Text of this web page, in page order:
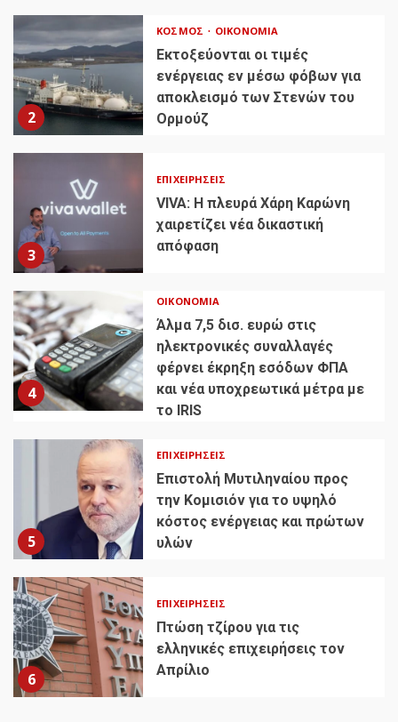
2
ΚΌΣΜΟΣ ΟΙΚΟΝΟΜΊΑ
Εκτοξεύονται οι τιμές
ενέργειας εν μέσω φόβων για
αποκλεισμό των Στενών του
Ορμούζ
3
ΕΠΙΧΕΙΡΉΣΕΙΣ
VIVA: Η πλευρά Χάρη Καρώνη
χαιρετίζει νέα δικαστική
απόφαση
4
ΟΙΚΟΝΟΜΊΑ
Άλμα 7,5 δισ. ευρώ στις
ηλεκτρονικές συναλλαγές
φέρνει έκρηξη εσόδων ΦΠΑ
και νέα υποχρεωτικά μέτρα με
το IRIS
5
ΕΠΙΧΕΙΡΉΣΕΙΣ
Επιστολή Μυτιληναίου προς
την Κομισιόν για το υψηλό
κόστος ενέργειας και πρώτων
υλών
6
ΕΠΙΧΕΙΡΉΣΕΙΣ
Πτώση τζίρου για τις
ελληνικές επιχειρήσεις τον
Απρίλιο